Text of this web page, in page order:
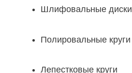
Шлифовальные диски
Полировальные круги
Лепестковые круги